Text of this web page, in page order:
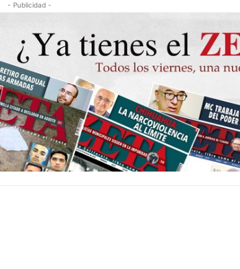
- Publicidad -